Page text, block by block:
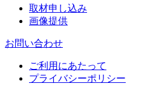
取材申し込み
画像提供
お問い合わせ
ご利用にあたって
プライバシーポリシー